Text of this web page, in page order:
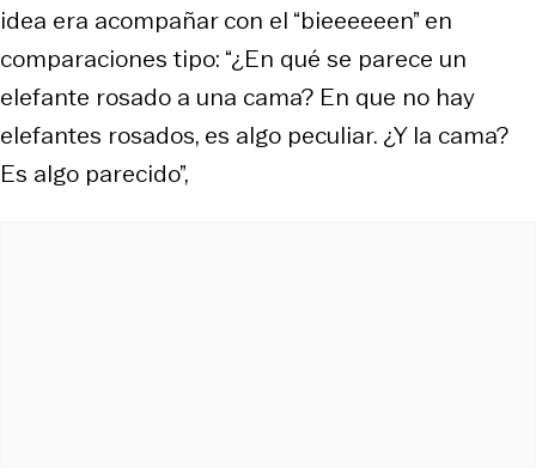
idea era acompañar con el “bieeeeeen” en
comparaciones tipo: “¿En qué se parece un
elefante rosado a una cama? En que no hay
elefantes rosados, es algo peculiar. ¿Y la cama?
Es algo parecido”,